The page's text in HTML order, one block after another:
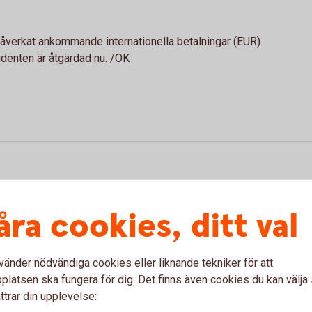
ankommande internationella betalningar (EUR).
är åtgärdad nu. /OK
cookies, ditt val
nödvändiga cookies eller liknande tekniker för att
ska fungera för dig. Det finns även cookies du kan välja
din upplevelse: